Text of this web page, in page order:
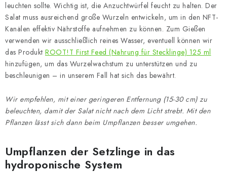
leuchten sollte. Wichtig ist, die Anzuchtwürfel feucht zu halten. Der
Salat muss ausreichend große Wurzeln entwickeln, um in den NFT-
Kanälen effektiv Nährstoffe aufnehmen zu können. Zum Gießen
verwenden wir ausschließlich reines Wasser, eventuell können wir
das Produkt ROOT!T First Feed (Nahrung für Stecklinge) 125 ml
hinzufügen, um das Wurzelwachstum zu unterstützen und zu
beschleunigen – in unserem Fall hat sich das bewährt.
Wir empfehlen, mit einer geringeren Entfernung (15-30 cm) zu
beleuchten, damit der Salat nicht nach dem Licht strebt. Mit den
Pflanzen lässt sich dann beim Umpflanzen besser umgehen.
Umpflanzen der Setzlinge in das
hydroponische System